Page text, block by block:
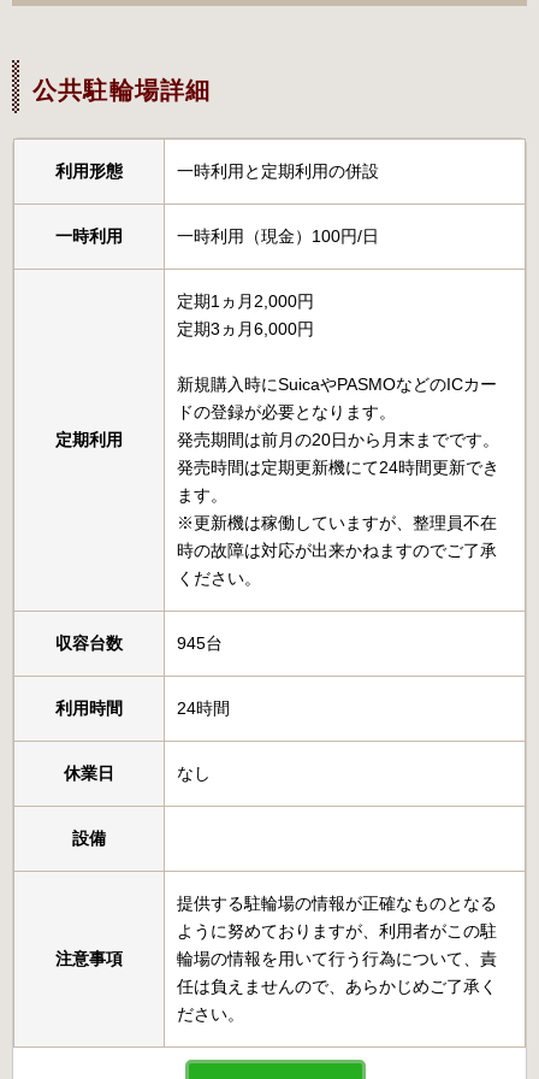
公共駐輪場詳細
利用形態 一時利用と定期利用の併設
一時利用 一時利用（現金）100円/日
定期利用
定期1ヵ月2,000円
定期3ヵ月6,000円
新規購入時にSuicaやPASMOなどのICカー
ドの登録が必要となります。
発売期間は前月の20日から月末までです。
発売時間は定期更新機にて24時間更新でき
ます。
※更新機は稼働していますが、整理員不在
時の故障は対応が出来かねますのでご了承
ください。
収容台数 945台
利用時間 24時間
休業日 なし
設備
注意事項
提供する駐輪場の情報が正確なものとなる
ように努めておりますが、利用者がこの駐
輪場の情報を用いて行う行為について、責
任は負えませんので、あらかじめご了承く
ださい。